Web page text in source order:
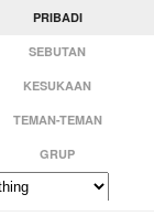
PRIBADI
SEBUTAN
KESUKAAN
TEMAN-TEMAN
GRUP